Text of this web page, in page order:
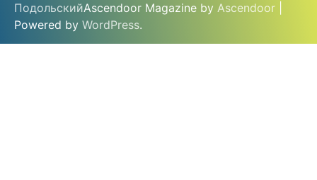
ПодольскийAscendoor Magazine by Ascendoor
Powered by WordPress.